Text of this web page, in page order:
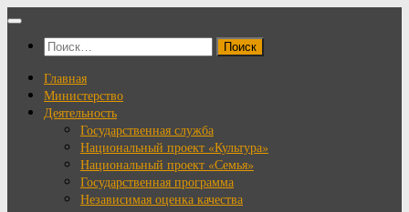
Перейти
содержимому
Найти:
Главная
Министерство
Деятельность
Государственная служба
Национальный проект «Культура»
Национальный проект «Семья»
Государственная программа
Независимая оценка качества